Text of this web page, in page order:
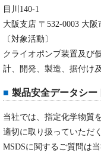
目川140-1
大阪支店 〒532-0003 大
〔対象活動〕
クライオポンプ装置及び
計、開発、製造、据付け
製品安全データシー
当社では、指定化学物質
適切に取り扱っていただ
MSDSに関するご質問は